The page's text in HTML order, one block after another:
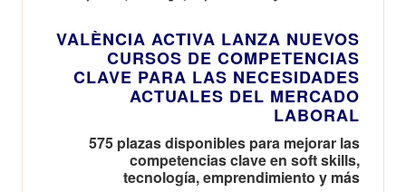
VALÈNCIA ACTIVA LANZA NUEVOS
CURSOS DE COMPETENCIAS
CLAVE PARA LAS NECESIDADES
ACTUALES DEL MERCADO
LABORAL
575 plazas disponibles para mejorar las
competencias clave en soft skills,
tecnología, emprendimiento y más